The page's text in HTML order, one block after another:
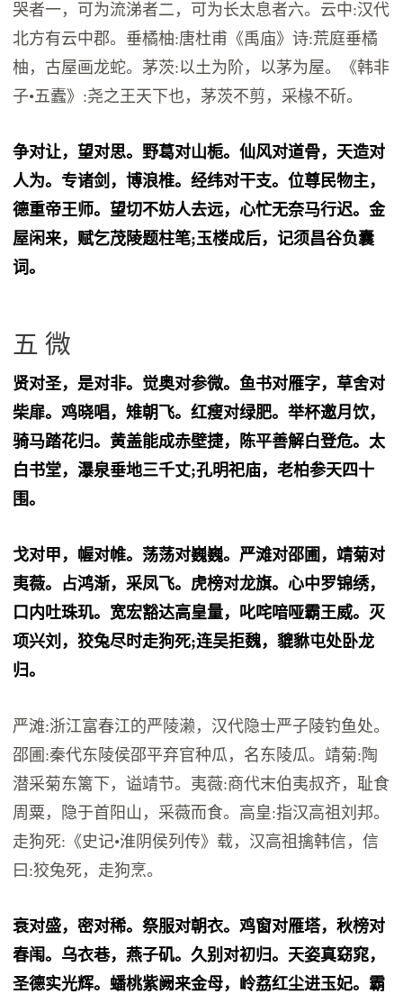
哭者一，可为流涕者二，可为长太息者六。云中:汉代
北方有云中郡。垂橘柚:唐杜甫《禹庙》诗:荒庭垂橘
柚，古屋画龙蛇。茅茨:以土为阶，以茅为屋。《韩非
子•五蠹》:尧之王天下也，茅茨不剪，采椽不斫。
争对让，望对思。野葛对山栀。仙风对道骨，天造对
人为。专诸剑，博浪椎。经纬对干支。位尊民物主，
德重帝王师。望切不妨人去远，心忙无奈马行迟。金
屋闲来，赋乞茂陵题柱笔;玉楼成后，记须昌谷负囊
词。
五 微
贤对圣，是对非。觉奥对参微。鱼书对雁字，草舍对
柴扉。鸡晓唱，雉朝飞。红瘦对绿肥。举杯邀月饮，
骑马踏花归。黄盖能成赤壁捷，陈平善解白登危。太
白书堂，瀑泉垂地三千丈;孔明祀庙，老柏参天四十
围。
戈对甲，幄对帷。荡荡对巍巍。严滩对邵圃，靖菊对
夷薇。占鸿渐，采凤飞。虎榜对龙旗。心中罗锦绣，
口内吐珠玑。宽宏豁达高皇量，叱咤喑哑霸王威。灭
项兴刘，狡兔尽时走狗死;连吴拒魏，貔貅屯处卧龙
归。
严滩:浙江富春江的严陵濑，汉代隐士严子陵钓鱼处。
邵圃:秦代东陵侯邵平弃官种瓜，名东陵瓜。靖菊:陶
潜采菊东篱下，谥靖节。夷薇:商代末伯夷叔齐，耻食
周粟，隐于首阳山，采薇而食。高皇:指汉高祖刘邦。
走狗死:《史记•淮阴侯列传》载，汉高祖擒韩信，信
曰:狡兔死，走狗烹。
衰对盛，密对稀。祭服对朝衣。鸡窗对雁塔，秋榜对
春闱。乌衣巷，燕子矶。久别对初归。天姿真窈窕，
圣德实光辉。蟠桃紫阙来金母，岭荔红尘进玉妃。霸